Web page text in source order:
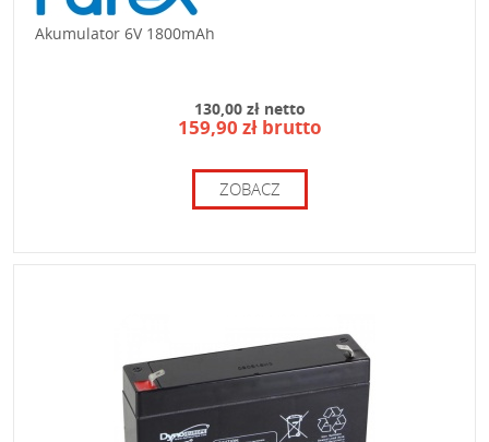
Akumulator 6V 1800mAh
130,00 zł netto
159,90 zł brutto
ZOBACZ